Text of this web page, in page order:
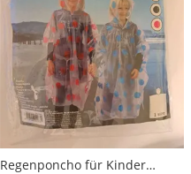
Regenponcho für Kinder